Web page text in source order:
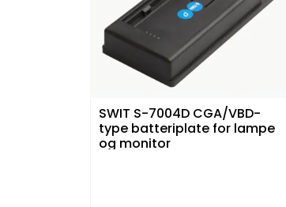
SWIT S-7004D CGA/VBD-
type batteriplate for lampe
og monitor